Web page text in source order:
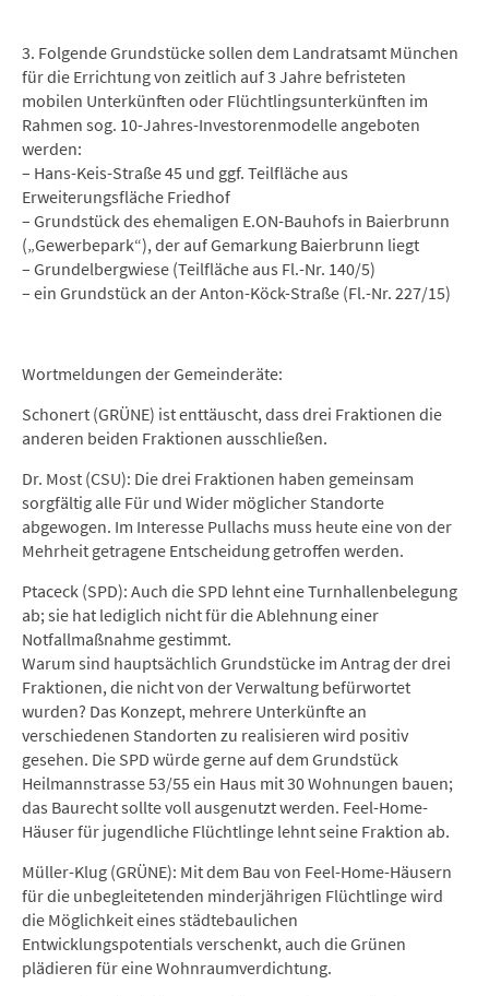
3. Folgende Grundstücke sollen dem Landratsamt München
für die Errichtung von zeitlich auf 3 Jahre befristeten
mobilen Unterkünften oder Flüchtlingsunterkünften im
Rahmen sog. 10-Jahres-Investorenmodelle angeboten
werden:
– Hans-Keis-Straße 45 und ggf. Teilfläche aus
Erweiterungsfläche Friedhof
– Grundstück des ehemaligen E.ON-Bauhofs in Baierbrunn
(„Gewerbepark“), der auf Gemarkung Baierbrunn liegt
– Grundelbergwiese (Teilfläche aus Fl.-Nr. 140/5)
– ein Grundstück an der Anton-Köck-Straße (Fl.-Nr. 227/15)
Wortmeldungen der Gemeinderäte:
Schonert (GRÜNE) ist enttäuscht, dass drei Fraktionen die
anderen beiden Fraktionen ausschließen.
Dr. Most (CSU): Die drei Fraktionen haben gemeinsam
sorgfältig alle Für und Wider möglicher Standorte
abgewogen. Im Interesse Pullachs muss heute eine von der
Mehrheit getragene Entscheidung getroffen werden.
Ptaceck (SPD): Auch die SPD lehnt eine Turnhallenbelegung
ab; sie hat lediglich nicht für die Ablehnung einer
Notfallmaßnahme gestimmt.
Warum sind hauptsächlich Grundstücke im Antrag der drei
Fraktionen, die nicht von der Verwaltung befürwortet
wurden? Das Konzept, mehrere Unterkünfte an
verschiedenen Standorten zu realisieren wird positiv
gesehen. Die SPD würde gerne auf dem Grundstück
Heilmannstrasse 53/55 ein Haus mit 30 Wohnungen bauen;
das Baurecht sollte voll ausgenutzt werden. Feel-Home-
Häuser für jugendliche Flüchtlinge lehnt seine Fraktion ab.
Müller-Klug (GRÜNE): Mit dem Bau von Feel-Home-Häusern
für die unbegleitetenden minderjährigen Flüchtlinge wird
die Möglichkeit eines städtebaulichen
Entwicklungspotentials verschenkt, auch die Grünen
plädieren für eine Wohnraumverdichtung.